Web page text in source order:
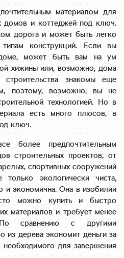
материалом для
домов и коттеджей под ключ.
дорога и может быть легко
конструкций. Если вы
может быть вам на ум
хижины или, возможно, дома
знакомы еще
поэтому, возможно, вы не
технологией. Но в
есть много плюсов, в
ключ.
более предпочтительным
строительных проектов, от
спортивных сооружений
экологически чиста,
и экономична. Она в изобилии
можно купить и быстро
материалов и требует менее
сравнению с другими
из дерева экономит деньги за
для завершения